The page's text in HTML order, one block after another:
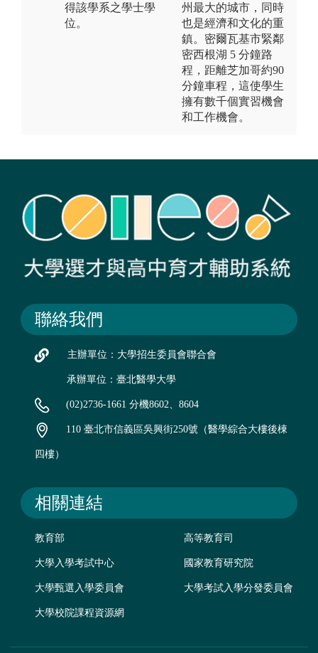
得該學系之學士學
位。
州最大的城市，同時
也是經濟和文化的重
鎮。密爾瓦基市緊鄰
密西根湖 5 分鐘路
程，距離芝加哥約90
分鐘車程，這使學生
擁有數千個實習機會
和工作機會。
聯絡我們
主辦單位：大學招生委員會聯合會
承辦單位：臺北醫學大學
(02)2736-1661 分機8602、8604
110 臺北市信義區吳興街250號（醫學綜合大樓後棟
四樓）
相關連結
教育部 高等教育司
大學入學考試中心 國家教育研究院
大學甄選入學委員會 大學考試入學分發委員會
大學校院課程資源網